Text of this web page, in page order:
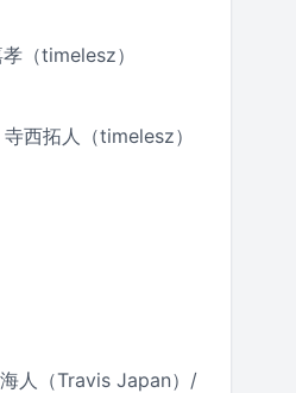
（timelesz）
西拓人（timelesz）
人（Travis Japan）/